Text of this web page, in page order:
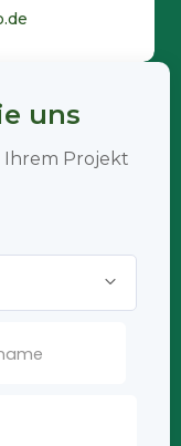
uns
Ihrem Projekt